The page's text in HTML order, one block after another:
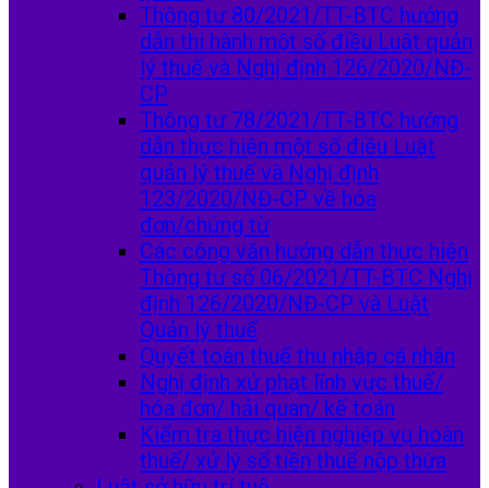
Thông tư 80/2021/TT-BTC hướng
dẫn thi hành một số điều Luật quản
lý thuế và Nghị định 126/2020/NĐ-
CP
Thông tư 78/2021/TT-BTC hướng
dẫn thực hiện một số điều Luật
quản lý thuế và Nghị định
123/2020/NĐ-CP về hóa
đơn/chứng từ
Các công văn hướng dẫn thực hiện
Thông tư số 06/2021/TT-BTC Nghị
định 126/2020/NĐ-CP và Luật
Quản lý thuế
Quyết toán thuế thu nhập cá nhân
Nghị định xử phạt lĩnh vực thuế/
hóa đơn/ hải quan/ kế toán
Kiểm tra thực hiện nghiệp vụ hoàn
thuế/ xử lý số tiền thuế nộp thừa